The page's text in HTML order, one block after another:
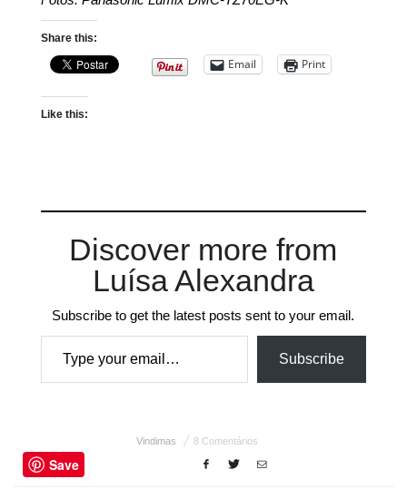
Share this:
Email Print
Like this:
Discover more from
Luísa Alexandra
Subscribe to get the latest posts sent to your email.
Type your email…
Subscribe
Vindimas 8 Comentários
Save